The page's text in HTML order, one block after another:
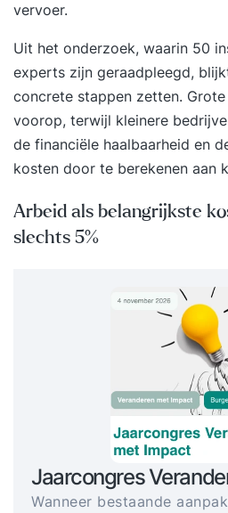
vervoer.
Uit het onderzoek, waarin 50
experts zijn geraadpleegd,
concrete stappen zetten.
voorop, terwijl kleinere
de financiële haalbaarheid en
kosten door te berekenen aan
Arbeid als belangrijkste
slechts 5%
Jaarcongres
Wanneer bestaande